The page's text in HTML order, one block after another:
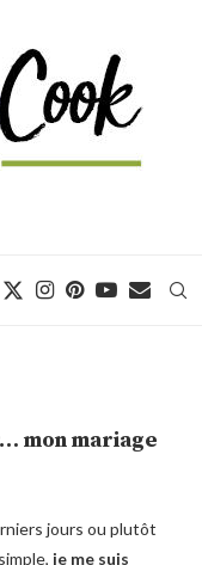
mon mariage
jours ou plutôt
je me suis